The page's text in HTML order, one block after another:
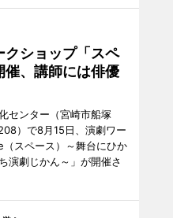
クショップ「スペ
、講師には俳優
センター（宮崎市船塚
）で8月15日、演劇ワー
スペース）～舞台にひか
演劇じかん～」が開催さ